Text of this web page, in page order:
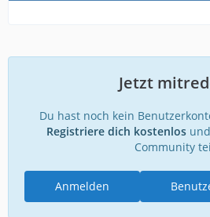
Jetzt
Du hast noch kein
Registriere dich kostenlos
Community
Anmelden